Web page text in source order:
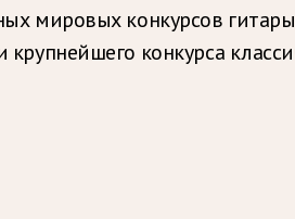
мировых конкурсов
конкурса